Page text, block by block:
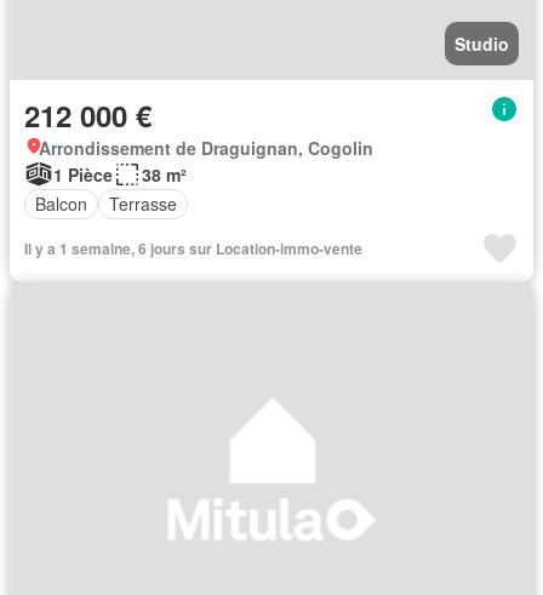
Studio
212 000 €
Arrondissement de Draguignan, Cogolin
1 Pièce
38 m²
Balcon
Terrasse
Il y a 1 semaine, 6 jours sur Location-immo-vente